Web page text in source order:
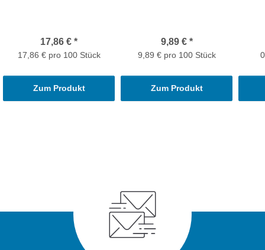
17,86 € *
17,86 € pro 100 Stück
Zum Produkt
9,89 € *
9,89 € pro 100 Stück
Zum Produkt